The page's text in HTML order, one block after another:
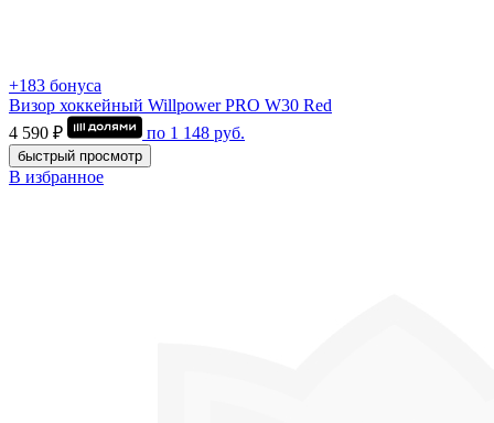
+183 бонуса
Визор хоккейный Willpower PRO W30 Red
4 590 ₽
по 1 148 руб.
быстрый просмотр
В избранное